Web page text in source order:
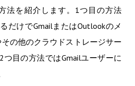
法を紹介します。1つ目の方法
だけでGmailまたはOutlookのメ
その他のクラウドストレージサー
つ目の方法ではGmailユーザーに